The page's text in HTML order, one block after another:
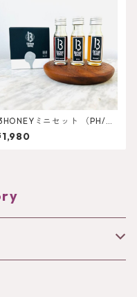
ミニセット （PH/R
AV）